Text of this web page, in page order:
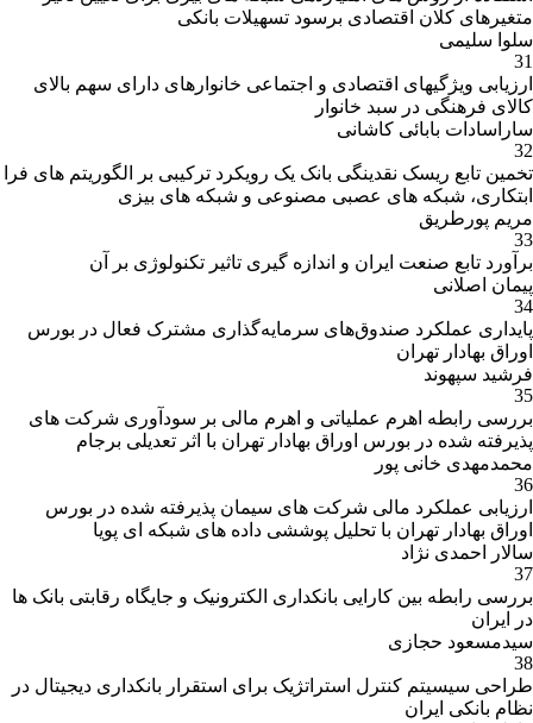
متغیرهای کلان اقتصادی برسود تسهیلات بانکی
سلوا سلیمی
31
ارزیابی ویژگیهای اقتصادی و اجتماعی خانوارهای دارای سهم بالای
کالای فرهنگی در سبد خانوار
ساراسادات بابائی کاشانی
32
تخمین تابع ریسک نقدینگی بانک یک رویکرد ترکیبی بر الگوریتم های فرا
ابتکاری، شبکه های عصبی مصنوعی و شبکه های بیزی
مریم پورطریق
33
برآورد تابع صنعت ایران و اندازه گیری تاثیر تکنولوژی بر آن
پیمان اصلانی
34
پایداری عملکرد صندوق‌های سرمایه‌گذاری مشترک فعال در بورس
اوراق بهادار تهران
فرشید سپهوند
35
بررسی رابطه اهرم عملیاتی و اهرم مالی بر سودآوری شرکت های
پذیرفته شده در بورس اوراق بهادار تهران با اثر تعدیلی برجام
محمدمهدی خانی پور
36
ارزیابی عملکرد مالی شرکت های سیمان پذیرفته شده در بورس
اوراق بهادار تهران با تحلیل پوششی داده های شبکه ای پویا
سالار احمدی نژاد
37
بررسی رابطه بین کارایی بانکداری الکترونیک و جایگاه رقابتی بانک ها
در ایران
سیدمسعود حجازی
38
طراحی سیسیتم کنترل استراتژیک برای استقرار بانکداری دیجیتال در
نظام بانکی ایران